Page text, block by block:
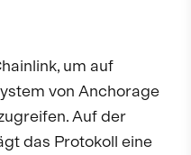
um auf
von Anchorage
Auf der
das Protokoll eine